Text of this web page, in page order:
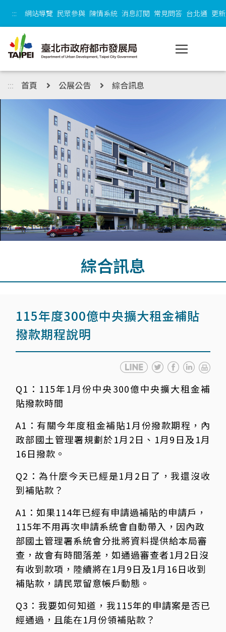
::: 網站導覽 民眾參與 陳情系統 消息訂閱 常見問答 台北通 更
::: 首頁 公展公告 綜合訊息
綜合訊息
115年度300億中央擴大租金補貼
撥款期程說明
Q1：115年1月份中央300億中央擴大租金補
貼撥款時間
A1：有關今年度租金補貼1月份撥款期程，內
政部國土管理署規劃於1月2日、1月9日及1月
16日撥款。
Q2：為什麼今天已經是1月2日了，我還沒收
到補貼款？
A1：如果114年已經有申請過補貼的申請戶，
115年不用再次申請系統會自動帶入，因內政
部國土管理署系統會分批將資料提供給本局審
查，故會有時間落差，如通過審查者1月2日沒
有收到款項，陸續將在1月9日及1月16日收到
補貼款，請民眾留意帳戶動態。
Q3：我要如何知道，我115年的申請案是否已
經通過，且能在1月份領補貼款？